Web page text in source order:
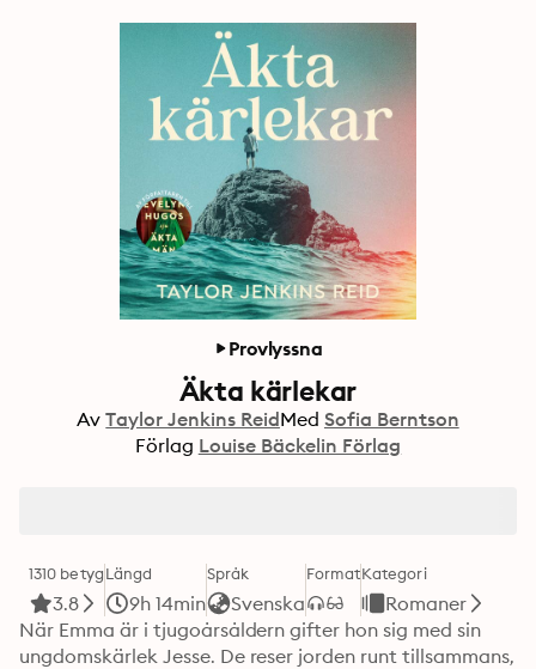
Provlyssna
Äkta kärlekar
Av Taylor Jenkins ReidMed Sofia Berntson
Förlag Louise Bäckelin Förlag
1310 betyg
3.8
Längd
9h 14min
Språk
Svenska
FormatKategori
Romaner
När Emma är i tjugoårsåldern gifter hon sig med sin
ungdomskärlek Jesse. De reser jorden runt tillsammans,